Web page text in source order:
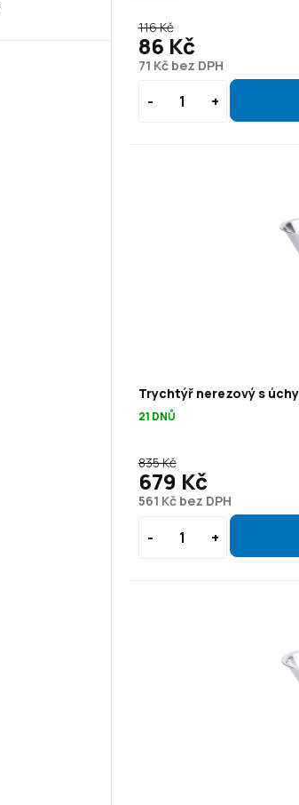
71 Kč bez DPH
116 Kč
86 Kč
Trychtýř nerezový s
21 DNŮ
561 Kč bez DPH
835 Kč
679 Kč